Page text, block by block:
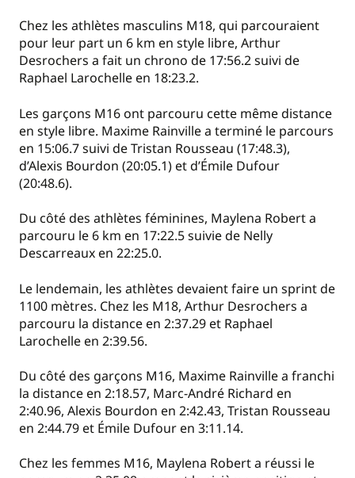
Chez les athlètes masculins M18, qui parcouraient
pour leur part un 6 km en style libre, Arthur
Desrochers a fait un chrono de 17:56.2 suivi de
Raphael Larochelle en 18:23.2.
Les garçons M16 ont parcouru cette même distance
en style libre. Maxime Rainville a terminé le parcours
en 15:06.7 suivi de Tristan Rousseau (17:48.3),
d’Alexis Bourdon (20:05.1) et d’Émile Dufour
(20:48.6).
Du côté des athlètes féminines, Maylena Robert a
parcouru le 6 km en 17:22.5 suivie de Nelly
Descarreaux en 22:25.0.
Le lendemain, les athlètes devaient faire un sprint de
1100 mètres. Chez les M18, Arthur Desrochers a
parcouru la distance en 2:37.29 et Raphael
Larochelle en 2:39.56.
Du côté des garçons M16, Maxime Rainville a franchi
la distance en 2:18.57, Marc-André Richard en
2:40.96, Alexis Bourdon en 2:42.43, Tristan Rousseau
en 2:44.79 et Émile Dufour en 3:11.14.
Chez les femmes M16, Maylena Robert a réussi le